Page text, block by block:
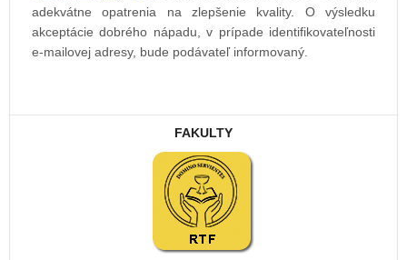
adekvátne opatrenia na zlepšenie kvality. O výsledku
akceptácie dobrého nápadu, v prípade identifikovateľnosti
e-mailovej adresy, bude podávateľ informovaný.
FAKULTY